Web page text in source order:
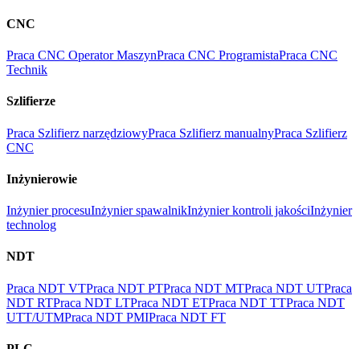
CNC
Praca CNC Operator MaszynPraca CNC ProgramistaPraca CNC
Technik
Szlifierze
Praca Szlifierz narzędziowyPraca Szlifierz manualnyPraca Szlifierz
CNC
Inżynierowie
Inżynier procesuInżynier spawalnikInżynier kontroli jakościInżynier
technolog
NDT
Praca NDT VTPraca NDT PTPraca NDT MTPraca NDT UTPraca
NDT RTPraca NDT LTPraca NDT ETPraca NDT TTPraca NDT
UTT/UTMPraca NDT PMIPraca NDT FT